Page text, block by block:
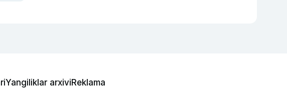
Yangiliklar arxiviReklama